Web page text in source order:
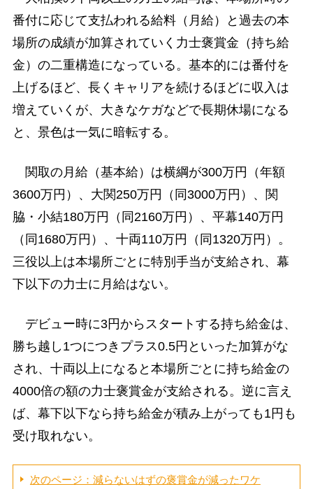
番付に応じて支払われる給料（月給）と過去の本
場所の成績が加算されていく力士褒賞金（持ち給
金）の二重構造になっている。基本的には番付を
上げるほど、長くキャリアを続けるほどに収入は
増えていくが、大きなケガなどで長期休場になる
と、景色は一気に暗転する。
関取の月給（基本給）は横綱が300万円（年額
3600万円）、大関250万円（同3000万円）、関
脇・小結180万円（同2160万円）、平幕140万円
（同1680万円）、十両110万円（同1320万円）。
三役以上は本場所ごとに特別手当が支給され、幕
下以下の力士に月給はない。
デビュー時に3円からスタートする持ち給金は、
勝ち越し1つにつきプラス0.5円といった加算がな
され、十両以上になると本場所ごとに持ち給金の
4000倍の額の力士褒賞金が支給される。逆に言え
ば、幕下以下なら持ち給金が積み上がっても1円も
受け取れない。
次のページ：減らないはずの褒賞金が減ったワケ